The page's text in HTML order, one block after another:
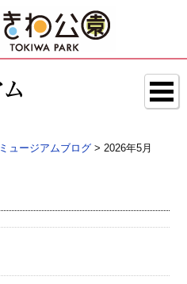
ミュージアムブログ > 2026年5月